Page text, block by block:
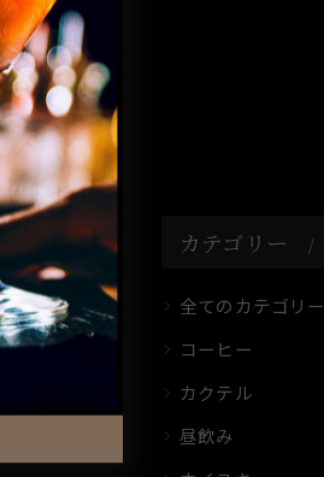
カテゴリー
全てのカテゴリー
コーヒー
カクテル
昼飲み